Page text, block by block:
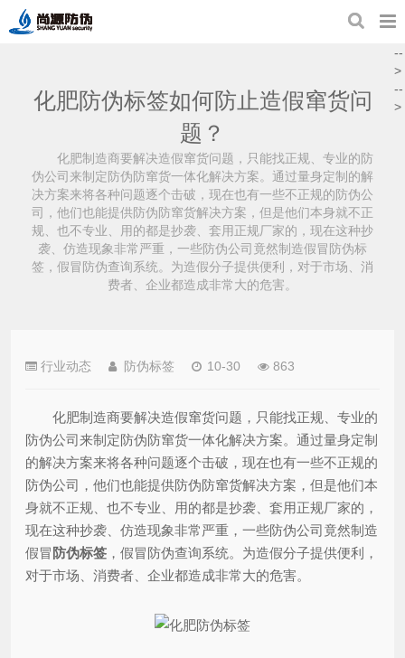
化肥防伪标签如何防止造假窜货问
题？
化肥制造商要解决造假窜货问题，只能找正规、专业的防
伪公司来制定防伪防窜货一体化解决方案。通过量身定制的解
决方案来将各种问题逐个击破，现在也有一些不正规的防伪公
司，他们也能提供防伪防窜货解决方案，但是他们本身就不正
规、也不专业、用的都是抄袭、套用正规厂家的，现在这种抄
袭、仿造现象非常严重，一些防伪公司竟然制造假冒防伪标
签，假冒防伪查询系统。为造假分子提供便利，对于市场、消
费者、企业都造成非常大的危害。
行业动态 防伪标签 10-30 863
化肥制造商要解决造假窜货问题，只能找正规、专业的
防伪公司来制定防伪防窜货一体化解决方案。通过量身定制
的解决方案来将各种问题逐个击破，现在也有一些不正规的
防伪公司，他们也能提供防伪防窜货解决方案，但是他们本
身就不正规、也不专业、用的都是抄袭、套用正规厂家的，
现在这种抄袭、仿造现象非常严重，一些防伪公司竟然制造
假冒 防伪标签 ，假冒防伪查询系统。为造假分子提供便利，
对于市场、消费者、企业都造成非常大的危害。
--
>
--
>